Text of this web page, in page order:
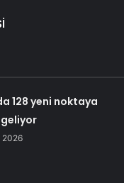
128 yeni noktaya
geliyor
2026